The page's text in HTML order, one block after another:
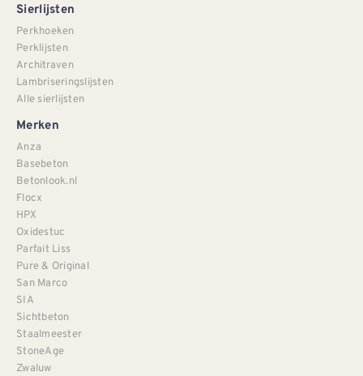
Sierlijsten
Perkhoeken
Perklijsten
Architraven
Lambriseringslijsten
Alle sierlijsten
Merken
Anza
Basebeton
Betonlook.nl
Flocx
HPX
Oxidestuc
Parfait Liss
Pure & Original
San Marco
SIA
Sichtbeton
Staalmeester
StoneAge
Zwaluw